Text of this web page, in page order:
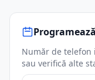
Număr de telefon
sau verifică alte